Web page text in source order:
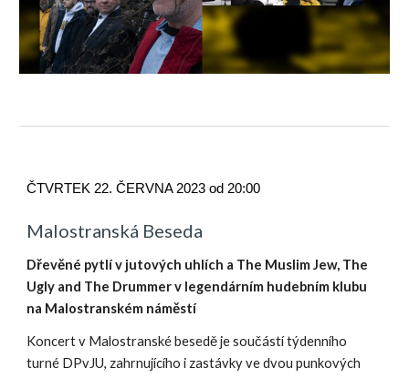
ČTVRTEK 22. ČERVNA 2023 od 20:00
Malostranská Beseda
Dřevěné pytlí v jutových uhlích a The Muslim Jew, The
Ugly and The Drummer v legendárním hudebním klubu
na Malostranském náměstí
Koncert v Malostranské besedě je součástí týdenního
turné DPvJU, zahrnujícího i zastávky ve dvou punkových